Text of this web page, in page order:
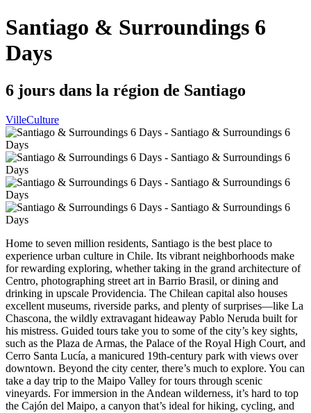
Santiago & Surroundings 6
Days
6 jours dans la région de Santiago
VilleCulture
Home to seven million residents, Santiago is the best place to
experience urban culture in Chile. Its vibrant neighborhoods make
for rewarding exploring, whether taking in the grand architecture of
Centro, photographing street art in Barrio Brasil, or dining and
drinking in upscale Providencia. The Chilean capital also houses
excellent museums, riverside parks, and plenty of surprises—like La
Chascona, the wildly extravagant hideaway Pablo Neruda built for
his mistress. Guided tours take you to some of the city’s key sights,
such as the Plaza de Armas, the Palace of the Royal High Court, and
Cerro Santa Lucía, a manicured 19th-century park with views over
downtown. Beyond the city center, there’s much to explore. You can
take a day trip to the Maipo Valley for tours through scenic
vineyards. For immersion in the Andean wilderness, it’s hard to top
the Cajón del Maipo, a canyon that’s ideal for hiking, cycling, and